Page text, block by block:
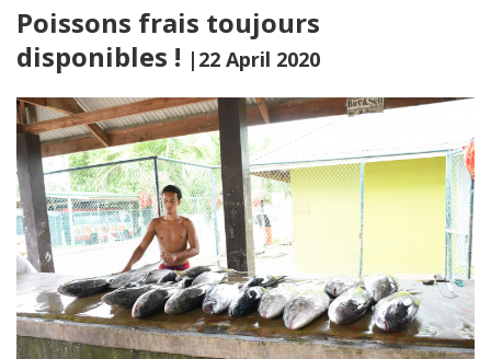
Poissons frais toujours
disponibles ! |22 April 2020